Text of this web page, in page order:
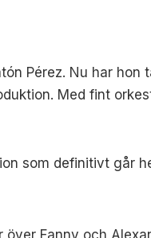
Pérez. Nu har
Med fint
som definitivt går